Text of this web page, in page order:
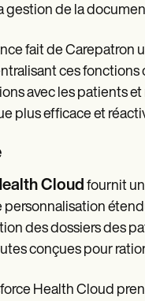
gestion de la
fait de Carepatron
ces
avec les patients
plus efficace et
Cloud fournit
personnalisation
des dossiers des
conçues pour
Health Cloud